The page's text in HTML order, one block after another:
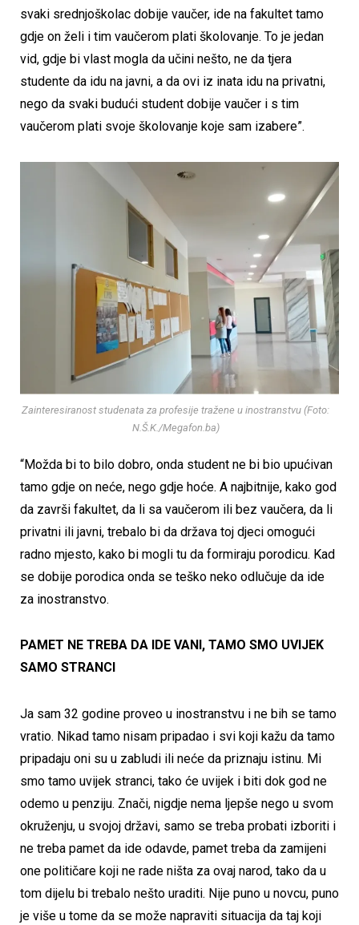
svaki srednjoškolac dobije vaučer, ide na fakultet tamo
gdje on želi i tim vaučerom plati školovanje. To je jedan
vid, gdje bi vlast mogla da učini nešto, ne da tjera
studente da idu na javni, a da ovi iz inata idu na privatni,
nego da svaki budući student dobije vaučer i s tim
vaučerom plati svoje školovanje koje sam izabere”.
Zainteresiranost studenata za profesije tražene u inostranstvu (Foto:
N.Š.K./Megafon.ba)
“Možda bi to bilo dobro, onda student ne bi bio upućivan
tamo gdje on neće, nego gdje hoće. A najbitnije, kako god
da završi fakultet, da li sa vaučerom ili bez vaučera, da li
privatni ili javni, trebalo bi da država toj djeci omogući
radno mjesto, kako bi mogli tu da formiraju porodicu. Kad
se dobije porodica onda se teško neko odlučuje da ide
za inostranstvo.
PAMET NE TREBA DA IDE VANI, TAMO SMO UVIJEK
SAMO STRANCI
Ja sam 32 godine proveo u inostranstvu i ne bih se tamo
vratio. Nikad tamo nisam pripadao i svi koji kažu da tamo
pripadaju oni su u zabludi ili neće da priznaju istinu. Mi
smo tamo uvijek stranci, tako će uvijek i biti dok god ne
odemo u penziju. Znači, nigdje nema ljepše nego u svom
okruženju, u svojoj državi, samo se treba probati izboriti i
ne treba pamet da ide odavde, pamet treba da zamijeni
one političare koji ne rade ništa za ovaj narod, tako da u
tom dijelu bi trebalo nešto uraditi. Nije puno u novcu, puno
je više u tome da se može napraviti situacija da taj koji